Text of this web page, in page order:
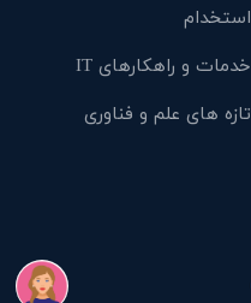
استخدام
خدمات و راهکارهای IT
تازه های علم و فناوری